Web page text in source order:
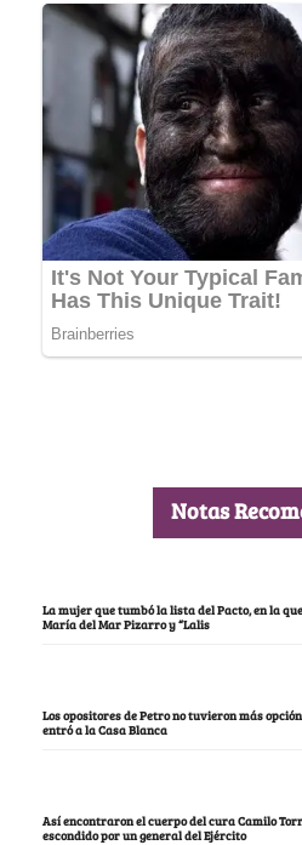
Notas
La mujer que tumbó la lista del Pacto, en la
María del Mar Pizarro y “Lalis
Los opositores de Petro no tuvieron más
entró a la Casa Blanca
Así encontraron el cuerpo del cura Camilo
escondido por un general del Ejército